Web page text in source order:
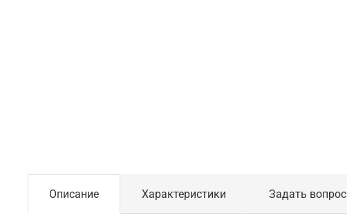
Описание Характеристики Задать вопрос